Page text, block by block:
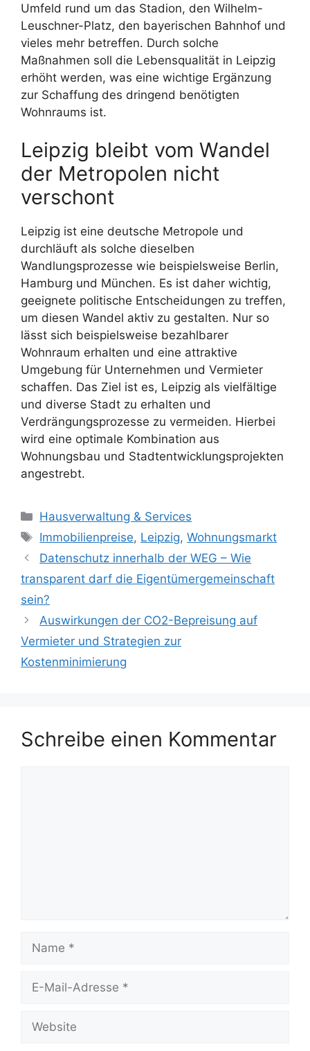
Umfeld rund um das Stadion, den Wilhelm-
Leuschner-Platz, den bayerischen Bahnhof und
vieles mehr betreffen. Durch solche
Maßnahmen soll die Lebensqualität in Leipzig
erhöht werden, was eine wichtige Ergänzung
zur Schaffung des dringend benötigten
Wohnraums ist.
Leipzig bleibt vom Wandel
der Metropolen nicht
verschont
Leipzig ist eine deutsche Metropole und
durchläuft als solche dieselben
Wandlungsprozesse wie beispielsweise Berlin,
Hamburg und München. Es ist daher wichtig,
geeignete politische Entscheidungen zu treffen,
um diesen Wandel aktiv zu gestalten. Nur so
lässt sich beispielsweise bezahlbarer
Wohnraum erhalten und eine attraktive
Umgebung für Unternehmen und Vermieter
schaffen. Das Ziel ist es, Leipzig als vielfältige
und diverse Stadt zu erhalten und
Verdrängungsprozesse zu vermeiden. Hierbei
wird eine optimale Kombination aus
Wohnungsbau und Stadtentwicklungsprojekten
angestrebt.
Kategorien
Hausverwaltung & Services
Schlagwörter
Immobilienpreise, Leipzig,Wohnungsmarkt
Datenschutz innerhalb der WEG – Wie
transparent darf die Eigentümergemeinschaft
sein?
Auswirkungen der CO2-Bepreisung auf
Vermieter und Strategien zur
Kostenminimierung
Schreibe einen Kommentar
Name
Website